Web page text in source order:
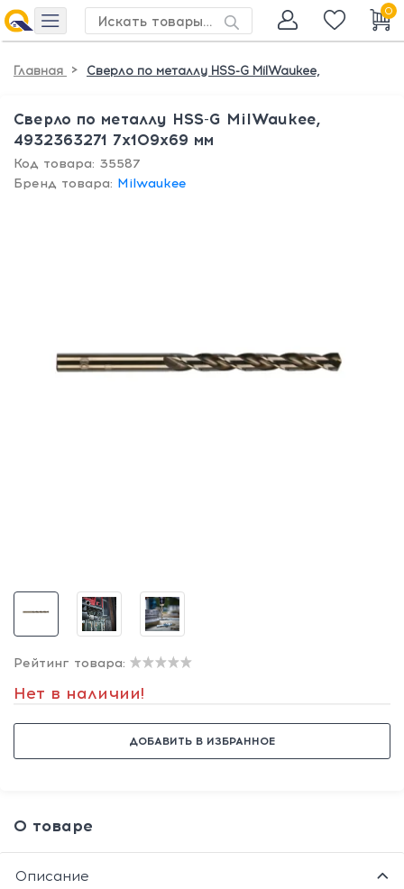
0
Главная > Сверло по металлу HSS-G MilWaukee,
Сверло по металлу HSS-G MilWaukee,
4932363271 7х109х69 мм
Код товара: 35587
Бренд товара: Milwaukee
Рейтинг товара:
Нет в наличии!
ДОБАВИТЬ В ИЗБРАННОЕ
О товаре
Описание